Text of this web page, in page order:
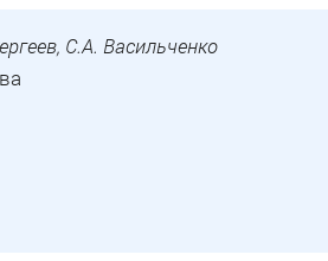
С.А. Васильченко